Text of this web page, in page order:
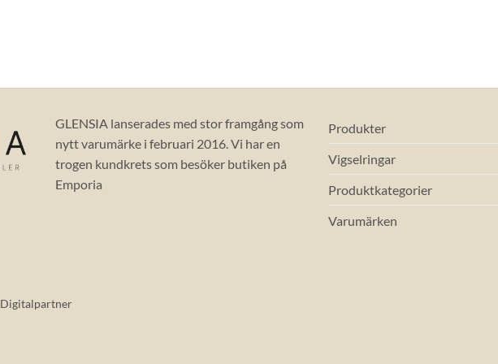
GLENSIA lanserades med stor framgång som
nytt varumärke i februari 2016. Vi har en
trogen kundkrets som besöker butiken på
Emporia
Produkter
Vigselringar
Produktkategorier
Varumärken
Digitalpartner